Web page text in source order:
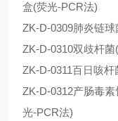
盒(荧光-PCR法)
ZK-D-0309肺炎链
ZK-D-0310双歧杆
ZK-D-0311百日咳
ZK-D-0312产肠毒
光-PCR法)